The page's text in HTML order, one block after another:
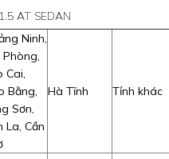
AT SEDAN
Ninh,
Phòng,
Cai,
Bằng,
Sơn,
La, Cần
Hà Tĩnh Tỉnh khác